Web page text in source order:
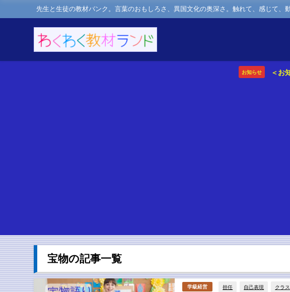
先生と生徒の教材バンク。言葉のおもしろさ、異国文化の奥深さ。触れて、感じて、動
お知らせ ＜お
宝物の記事一覧
学級経営 担任 自己表現 クラス